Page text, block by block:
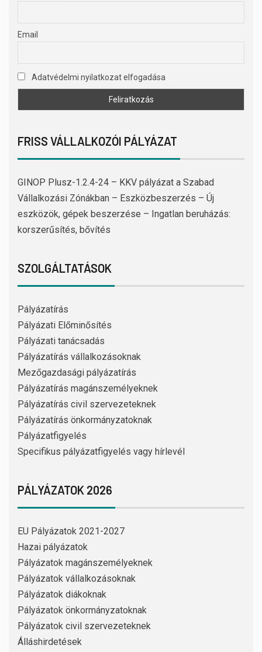
Email
Adatvédelmi nyilatkozat elfogadása
FRISS VÁLLALKOZÓI PÁLYÁZAT
GINOP Plusz-1.2.4-24 – KKV pályázat a Szabad
Vállalkozási Zónákban – Eszközbeszerzés – Új
eszközök, gépek beszerzése – Ingatlan beruházás:
korszerűsítés, bővítés
SZOLGÁLTATÁSOK
Pályázatírás
Pályázati Előminősítés
Pályázati tanácsadás
Pályázatírás vállalkozásoknak
Mezőgazdasági pályázatírás
Pályázatírás magánszemélyeknek
Pályázatírás civil szervezeteknek
Pályázatírás önkormányzatoknak
Pályázatfigyelés
Specifikus pályázatfigyelés vagy hírlevél
PÁLYÁZATOK 2026
EU Pályázatok 2021-2027
Hazai pályázatok
Pályázatok magánszemélyeknek
Pályázatok vállalkozásoknak
Pályázatok diákoknak
Pályázatok önkormányzatoknak
Pályázatok civil szervezeteknek
Álláshirdetések